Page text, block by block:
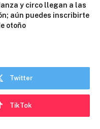
y circo llegan a las
aún puedes inscribirte
otoño
Twitter
TikTok